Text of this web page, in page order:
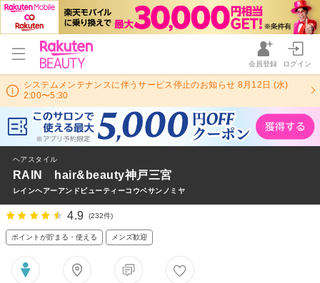
会員登録 ログイン
システムメンテナンスに伴うサービス停止のお知らせ 8月12日 (水)
2:00〜5:30
ヘアスタイル
RAIN hair&beauty神戸三宮
レインヘアーアンドビューティーコウベサンノミヤ
4.9 (232件)
ポイントが貯まる・使える メンズ歓迎